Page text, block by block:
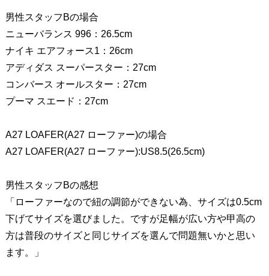
男性スタッフBの場合
ニューバランス 996：26.5cm
ナイキ エアフォース1：26cm
アディダス スーパースター：27cm
コンバース オールスター：27cm
プーマ スエード：27cm
A27 LOAFER(A27 ローファー)の場合
A27 LOAFER(A27 ローファー):US8.5(26.5cm)
男性スタッフBの感想
「ローファーなので紐の調節ができない為、サイズは0.5cm
下げてサイズを選びました。ですが足幅が広い方や甲高の
方は普段のサイズと同じサイズを選んで問題無いかと思い
ます。」